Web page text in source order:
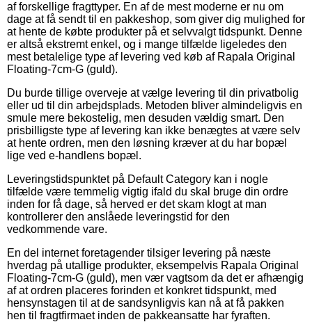
af forskellige fragttyper. En af de mest moderne er nu om
dage at få sendt til en pakkeshop, som giver dig mulighed for
at hente de købte produkter på et selvvalgt tidspunkt. Denne
er altså ekstremt enkel, og i mange tilfælde ligeledes den
mest betalelige type af levering ved køb af Rapala Original
Floating-7cm-G (guld).
Du burde tillige overveje at vælge levering til din privatbolig
eller ud til din arbejdsplads. Metoden bliver almindeligvis en
smule mere bekostelig, men desuden vældig smart. Den
prisbilligste type af levering kan ikke benægtes at være selv
at hente ordren, men den løsning kræver at du har bopæl
lige ved e-handlens bopæl.
Leveringstidspunktet på Default Category kan i nogle
tilfælde være temmelig vigtig ifald du skal bruge din ordre
inden for få dage, så herved er det skam klogt at man
kontrollerer den anslåede leveringstid for den
vedkommende vare.
En del internet foretagender tilsiger levering på næste
hverdag på utallige produkter, eksempelvis Rapala Original
Floating-7cm-G (guld), men vær vagtsom da det er afhængig
af at ordren placeres forinden et konkret tidspunkt, med
hensynstagen til at de sandsynligvis kan nå at få pakken
hen til fragtfirmaet inden de pakkeansatte har fyraften.